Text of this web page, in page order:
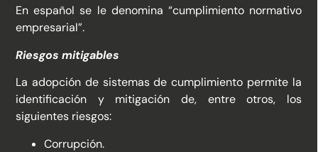
En español se le denomina “cumplimiento normativo
empresarial”.
Riesgos mitigables
La adopción de sistemas de cumplimiento permite la
identificación y mitigación de, entre otros, los
siguientes riesgos:
Corrupción.